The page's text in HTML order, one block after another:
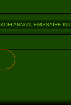
KOFI ANNAN, EMISSAIRE